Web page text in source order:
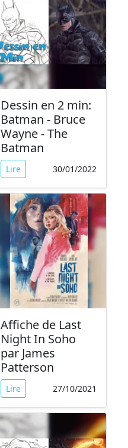
Dessin en 2 min:
Batman - Bruce
Wayne - The
Batman
Lire 30/01/2022
Affiche de Last
Night In Soho
par James
Patterson
Lire 27/10/2021